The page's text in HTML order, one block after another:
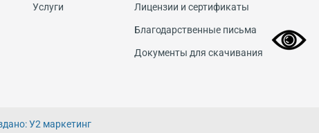
Услуги
Лицензии и сертификаты
Благодарственные письма
Документы для скачивания
У2 маркетинг